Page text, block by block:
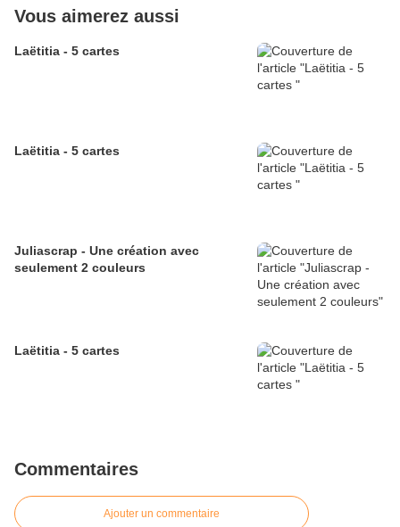
Vous aimerez aussi
Laëtitia - 5 cartes
Laëtitia - 5 cartes
Juliascrap - Une création avec
seulement 2 couleurs
Laëtitia - 5 cartes
Commentaires
Ajouter un commentaire